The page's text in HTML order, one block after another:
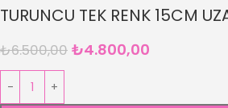
TURUNCU TEK RENK 15CM
₺6.500,00 ₺4.800,00